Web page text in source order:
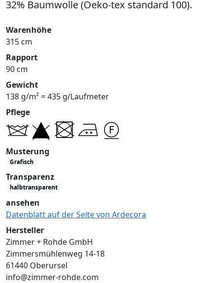
32% Baumwolle (Oeko-tex standard 100).
Warenhöhe
315 cm
Rapport
90 cm
Gewicht
138 g/m² = 435 g/Laufmeter
Pflege
Musterung
Grafisch
Transparenz
halbtransparent
ansehen
Datenblatt auf der Seite von Ardecora
Hersteller
Zimmer + Rohde GmbH
Zimmersmühlenweg 14-18
61440 Oberursel
info@zimmer-rohde.com